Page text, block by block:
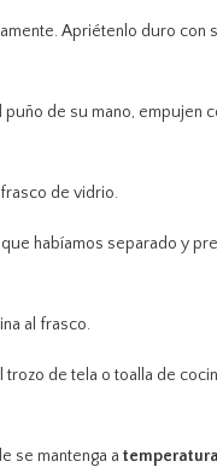
Apriétenlo duro
puño de su mano,
de vidrio.
habíamos separado y
al frasco.
trozo de tela o toalla de
se mantenga a